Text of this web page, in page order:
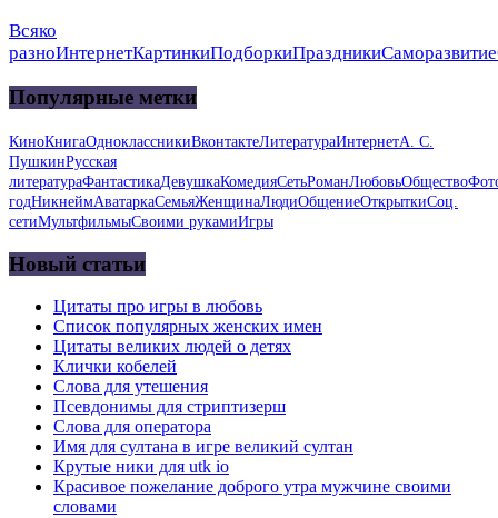
Всяко
разноИнтернетКартинкиПодборкиПраздникиСаморазвитие
Популярные метки
КиноКнигаОдноклассникиВконтактеЛитератураИнтернетА. С.
ПушкинРусская
литератураФантастикаДевушкаКомедияСетьРоманЛюбовьОбщество
годНикнеймАватаркаСемьяЖенщинаЛюдиОбщениеОткрыткиСоц.
сетиМультфильмыСвоими рукамиИгры
Новый статьи
Цитаты про игры в любовь
Список популярных женских имен
Цитаты великих людей о детях
Клички кобелей
Слова для утешения
Псевдонимы для стриптизерш
Слова для оператора
Имя для султана в игре великий султан
Крутые ники для utk io
Красивое пожелание доброго утра мужчине своими
словами